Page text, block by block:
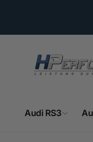
Audi RS3